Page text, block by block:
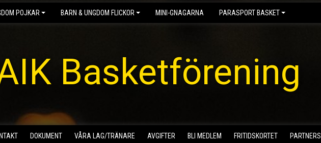
POJKAR BARN & UNGDOM FLICKOR MINI-GNAGARNA PARASPORT BASKET
Basketförening
DOKUMENT VÅRA LAG/TRÄNARE AVGIFTER BLI MEDLEM FRITIDSKORTET PARTNERS